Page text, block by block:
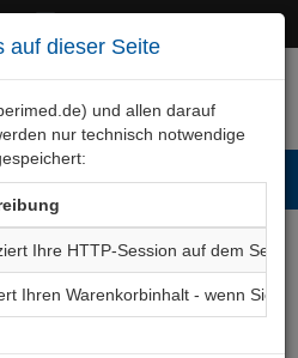
auf dieser Seite
und allen darauf
nur technisch notwendige
Ihre HTTP-Session auf dem Server
Ihren Warenkorbinhalt - wenn Sie